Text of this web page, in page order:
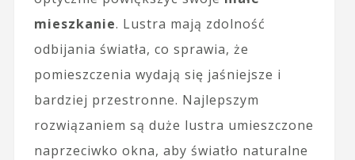
mieszkanie. Lustra mają zdolność
odbijania światła, co sprawia, że
pomieszczenia wydają się jaśniejsze i
bardziej przestronne. Najlepszym
rozwiązaniem są duże lustra umieszczone
naprzeciwko okna, aby światło naturalne